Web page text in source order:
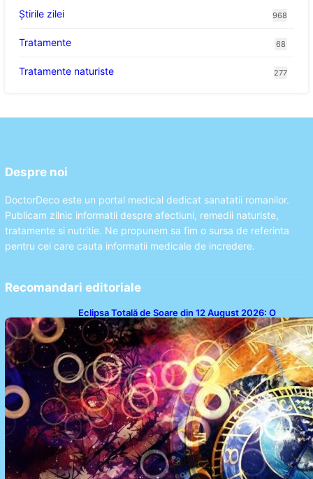
Știrile zilei 968
Tratamente 68
Tratamente naturiste 277
Despre noi
DoctorDeco este un portal medical dedicat sanatatii romanilor.
Publicam zilnic informatii despre afectiuni, remedii naturiste,
tratamente si nutritie. Ne propunem sa fim o sursa de referinta
pentru cei care cauta informatii medicale de incredere.
Recomandari editoriale
Eclipsa Totală de Soare din 12 August 2026: O
Analiză a Impactului asupra Trei Zodii și a Ciclului de
18 Ani